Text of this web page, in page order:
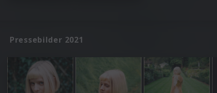
Pressebilder 2021